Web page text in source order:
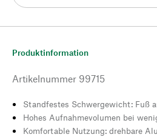
Produktinformation
Artikelnummer 99715
Standfestes Schwergewicht: Fuß
Hohes Aufnahmevolumen bei
Komfortable Nutzung: drehbare